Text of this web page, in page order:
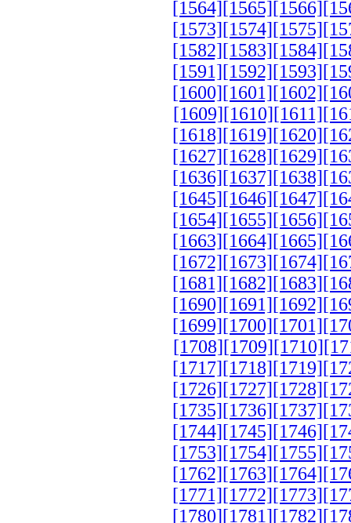
[1564] [1565] [1566]
[1573] [1574] [1575]
[1582] [1583] [1584]
[1591] [1592] [1593]
[1600] [1601] [1602]
[1609] [1610] [1611]
[1618] [1619] [1620]
[1627] [1628] [1629]
[1636] [1637] [1638]
[1645] [1646] [1647]
[1654] [1655] [1656]
[1663] [1664] [1665]
[1672] [1673] [1674]
[1681] [1682] [1683]
[1690] [1691] [1692]
[1699] [1700] [1701]
[1708] [1709] [1710]
[1717] [1718] [1719]
[1726] [1727] [1728]
[1735] [1736] [1737]
[1744] [1745] [1746]
[1753] [1754] [1755]
[1762] [1763] [1764]
[1771] [1772] [1773]
[1780] [1781] [1782]